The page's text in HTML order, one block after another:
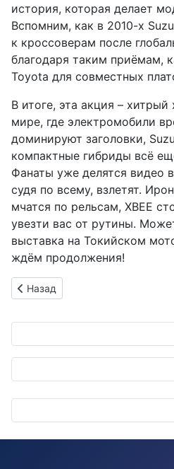
история, которая делает
Вспомним, как в 2010-х
к кроссоверам после
благодаря таким приёмам,
Toyota для совместных
В итоге, эта акция –
мире, где электромобили
доминируют заголовки,
компактные гибриды всё
Фанаты уже делятся видео
судя по всему, взлетят.
мчатся по рельсам, XBEE
увезти вас от рутины.
выставка на Токийском
ждём продолжения!
Предыдущий: Автомойка
Назад